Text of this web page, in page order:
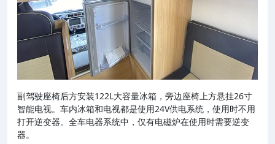
副驾驶座椅后方安装122L大容量冰箱，旁边座椅上方悬挂26寸
智能电视。车内冰箱和电视都是使用24V供电系统，使用时不用
打开逆变器。全车电器系统中，仅有电磁炉在使用时需要逆变
器。